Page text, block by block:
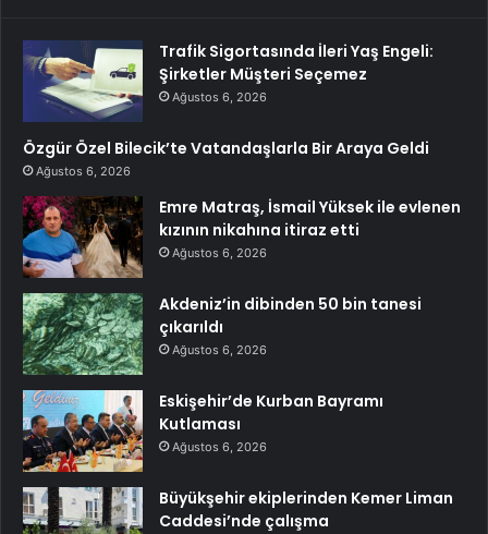
Trafik Sigortasında İleri Yaş Engeli:
Şirketler Müşteri Seçemez
Ağustos 6, 2026
Özgür Özel Bilecik’te Vatandaşlarla Bir Araya Geldi
Ağustos 6, 2026
Emre Matraş, İsmail Yüksek ile evlenen
kızının nikahına itiraz etti
Ağustos 6, 2026
Akdeniz’in dibinden 50 bin tanesi
çıkarıldı
Ağustos 6, 2026
Eskişehir’de Kurban Bayramı
Kutlaması
Ağustos 6, 2026
Büyükşehir ekiplerinden Kemer Liman
Caddesi’nde çalışma